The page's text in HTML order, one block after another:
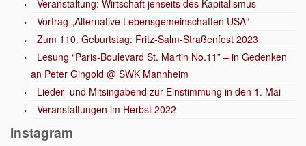
Veranstaltung: Wirtschaft jenseits des Kapitalismus
Vortrag „Alternative Lebensgemeinschaften USA“
Zum 110. Geburtstag: Fritz-Salm-Straßenfest 2023
Lesung “Paris-Boulevard St. Martin No.11” – in Gedenken
an Peter Gingold @ SWK Mannheim
Lieder- und Mitsingabend zur Einstimmung in den 1. Mai
Veranstaltungen im Herbst 2022
Instagram